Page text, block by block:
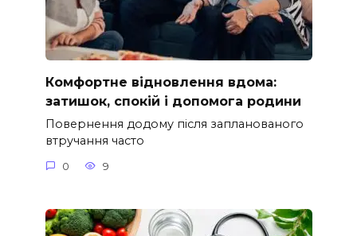
Комфортне відновлення вдома:
затишок, спокій і допомога родини
Повернення додому після запланованого
втручання часто
0 9